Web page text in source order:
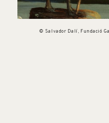
© Salvador Dalí, Fundació